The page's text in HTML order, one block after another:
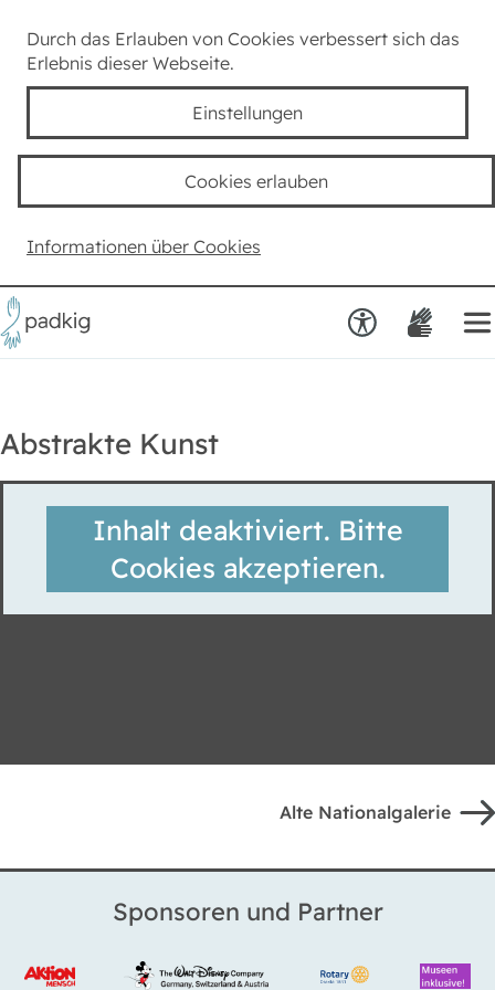
Durch das Erlauben von Cookies verbessert sich das
Erlebnis dieser Webseite.
Einstellungen
Informationen über Cookies
Cookies erlauben
Taube Kultur
Kids
Haben Sie einen Vorschlag?
Abstrakte Kunst
Inhalt deaktiviert. Bitte
Cookies akzeptieren.
Alte Nationalgalerie
Sponsoren und Partner